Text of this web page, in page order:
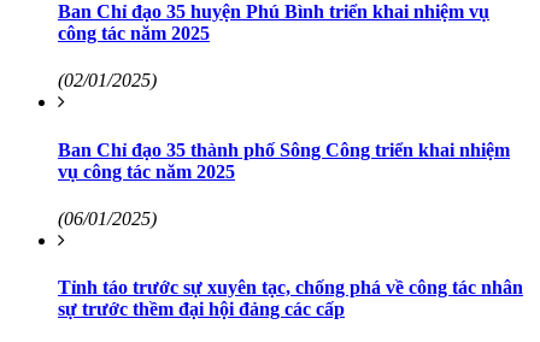
Ban Chỉ đạo 35 huyện Phú Bình triển khai nhiệm vụ
công tác năm 2025
(02/01/2025)
Ban Chỉ đạo 35 thành phố Sông Công triển khai nhiệm
vụ công tác năm 2025
(06/01/2025)
Tỉnh táo trước sự xuyên tạc, chống phá về công tác nhân
sự trước thềm đại hội đảng các cấp